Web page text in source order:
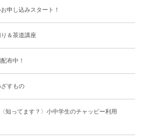
申し込みスタート！
＆茶道講座
布中！
すもの
知ってます？〉小中学生のチャッピー利用